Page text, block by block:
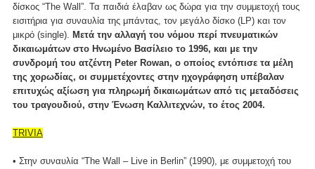
δίσκος “The Wall”. Τα παιδιά έλαβαν ως δώρα για την συμμετοχή τους
εισιτήρια για συναυλία της μπάντας, τον μεγάλο δίσκο (LP) και τον
μικρό (single). Μετά την αλλαγή του νόμου περί πνευματικών
δικαιωμάτων στο Ηνωμένο Βασίλειο το 1996, και με την
συνδρομή του ατζέντη Peter Rowan, ο οποίος εντόπισε τα μέλη
της χορωδίας, οι συμμετέχοντες στην ηχογράφηση υπέβαλαν
επιτυχώς αξίωση για πληρωμή δικαιωμάτων από τις μεταδόσεις
του τραγουδιού, στην Ένωση Καλλιτεχνών, το έτος 2004.
TRIVIA
• Στην συναυλία “The Wall – Live in Berlin” (1990), με συμμετοχή του